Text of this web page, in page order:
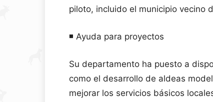
piloto, incluido el municipio vecino
◾️ Ayuda para proyectos
Su departamento ha puesto a
como el desarrollo de aldeas
mejorar los servicios básicos